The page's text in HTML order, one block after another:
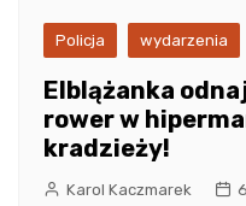
Policja wydarzenia
Elblążanka
rower w
kradzieży!
Karol Kaczmarek